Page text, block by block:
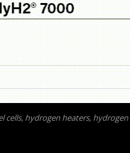
cells, hydrogen heaters,